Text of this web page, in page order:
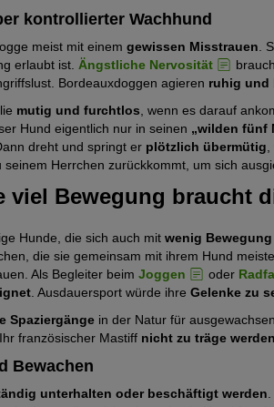
kontrollierter Wachhund
meist mit einem gewissen Misstrauen .
erlaubt ist. Ängstliche Nervosität
Bordeauxdoggen agieren ruhig und
mutig und furchtlos , wenn es darauf
Hund eigentlich nur in seinen „wilden fünf
dreht und springt er plötzlich übermütig
Herrchen zurückkommt, um sich
viel Bewegung braucht
Hunde, die sich auch mit wenig Bewegung
die sie gemeinsam mit ihrem Hund
Als Begleiter beim Joggen oder
. Ausdauersport würde ihre Gelenke zu
Spaziergänge in der Natur für
französischer Mastiff nicht zu träge werden
Bewachen
unterhalten oder beschäftigt werden